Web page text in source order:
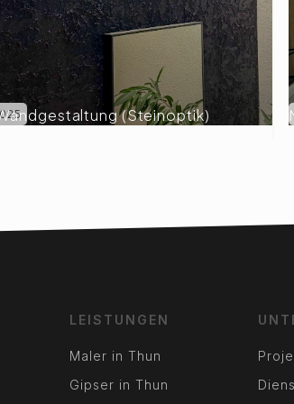
(Steinoptik)
LEISTUNGEN
Maler in Thun
Gipser in Thun